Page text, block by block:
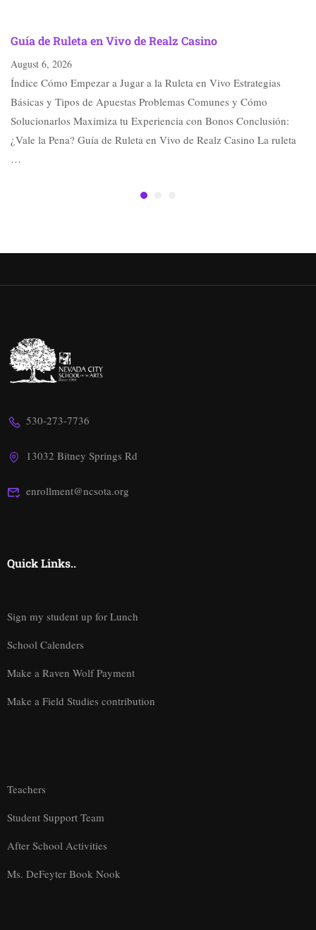
Guía de Ruleta en Vivo de Realz Casino
August 6, 2026
Índice Cómo Empezar a Jugar a la Ruleta en Vivo Estrategias
Básicas y Tipos de Apuestas Problemas Comunes y Cómo
Solucionarlos Maximiza tu Experiencia con Bonos Conclusión:
¿Vale la Pena? Guía de Ruleta en Vivo de Realz Casino La ruleta
…
530-273-7736
13032 Bitney Springs Rd
enrollment@ncsota.org
Quick Links..
Sign my student up for Lunch
School Calenders
Make a Raven Wolf Payment
Make a Field Studies contribution
Teachers
Student Support Team
After School Activities
Ms. DeFeyter Book Nook